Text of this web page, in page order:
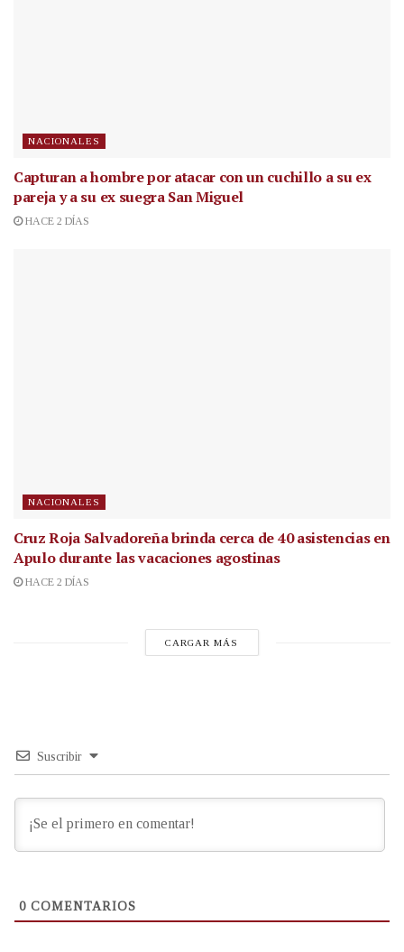
NACIONALES
Capturan a hombre por atacar con un cuchillo a su ex
pareja y a su ex suegra San Miguel
HACE 2 DÍAS
NACIONALES
Cruz Roja Salvadoreña brinda cerca de 40 asistencias en
Apulo durante las vacaciones agostinas
HACE 2 DÍAS
CARGAR MÁS
Suscribir
0 COMENTARIOS